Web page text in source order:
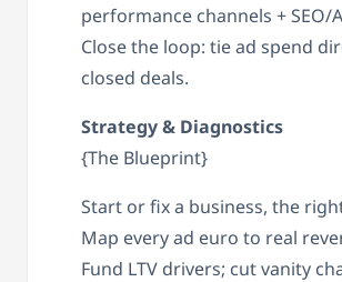
performance channels + SEO/
Close the loop: tie ad spend
closed deals.
Strategy & Diagnostics
{The Blueprint}
Start or fix a business, the
Map every ad euro to real
Fund LTV drivers; cut vanity